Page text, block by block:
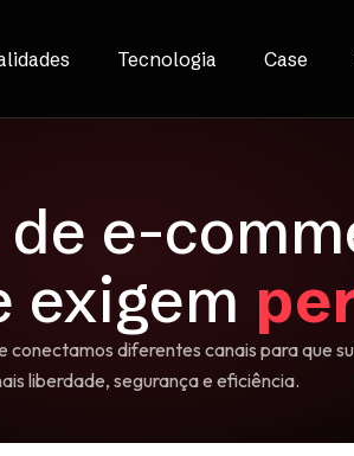
Tecnologia Case
e-
que
conectamos diferentes canais para que
liberdade, segurança e eficiência.